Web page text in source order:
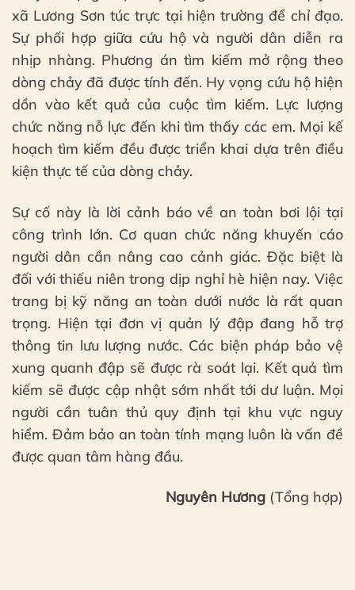
xã Lương Sơn túc trực tại hiện trường để chỉ đạo.
Sự phối hợp giữa cứu hộ và người dân diễn ra
nhịp nhàng. Phương án tìm kiếm mở rộng theo
dòng chảy đã được tính đến. Hy vọng cứu hộ hiện
dồn vào kết quả của cuộc tìm kiếm. Lực lượng
chức năng nỗ lực đến khi tìm thấy các em. Mọi kế
hoạch tìm kiếm đều được triển khai dựa trên điều
kiện thực tế của dòng chảy.
Sự cố này là lời cảnh báo về an toàn bơi lội tại
công trình lớn. Cơ quan chức năng khuyến cáo
người dân cần nâng cao cảnh giác. Đặc biệt là
đối với thiếu niên trong dịp nghỉ hè hiện nay. Việc
trang bị kỹ năng an toàn dưới nước là rất quan
trọng. Hiện tại đơn vị quản lý đập đang hỗ trợ
thông tin lưu lượng nước. Các biện pháp bảo vệ
xung quanh đập sẽ được rà soát lại. Kết quả tìm
kiếm sẽ được cập nhật sớm nhất tới dư luận. Mọi
người cần tuân thủ quy định tại khu vực nguy
hiểm. Đảm bảo an toàn tính mạng luôn là vấn đề
được quan tâm hàng đầu.
Nguyên Hương (Tổng hợp)